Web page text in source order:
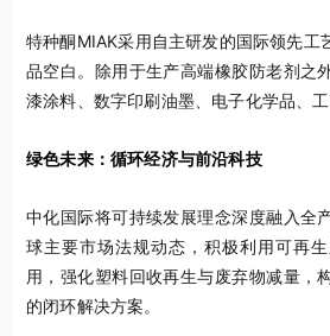
特种酮MIAK采用自主研发的国际领先工
品空白。除用于生产高端橡胶防老剂之
漆涂料、数字印刷油墨、电子化学品、工
绿色未来：循环经济与前沿科技
中化国际将可持续发展理念深度融入全
球主要市场法规动态，积极利用可再
用，强化塑料回收再生与废弃物减量，
的闭环解决方案。